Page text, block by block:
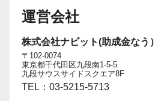
運営会社
株式会社ナビット(助成金なう）
〒102-0074
東京都千代田区九段南1-5-5
九段サウスサイドスクエア8F
TEL：03-5215-5713